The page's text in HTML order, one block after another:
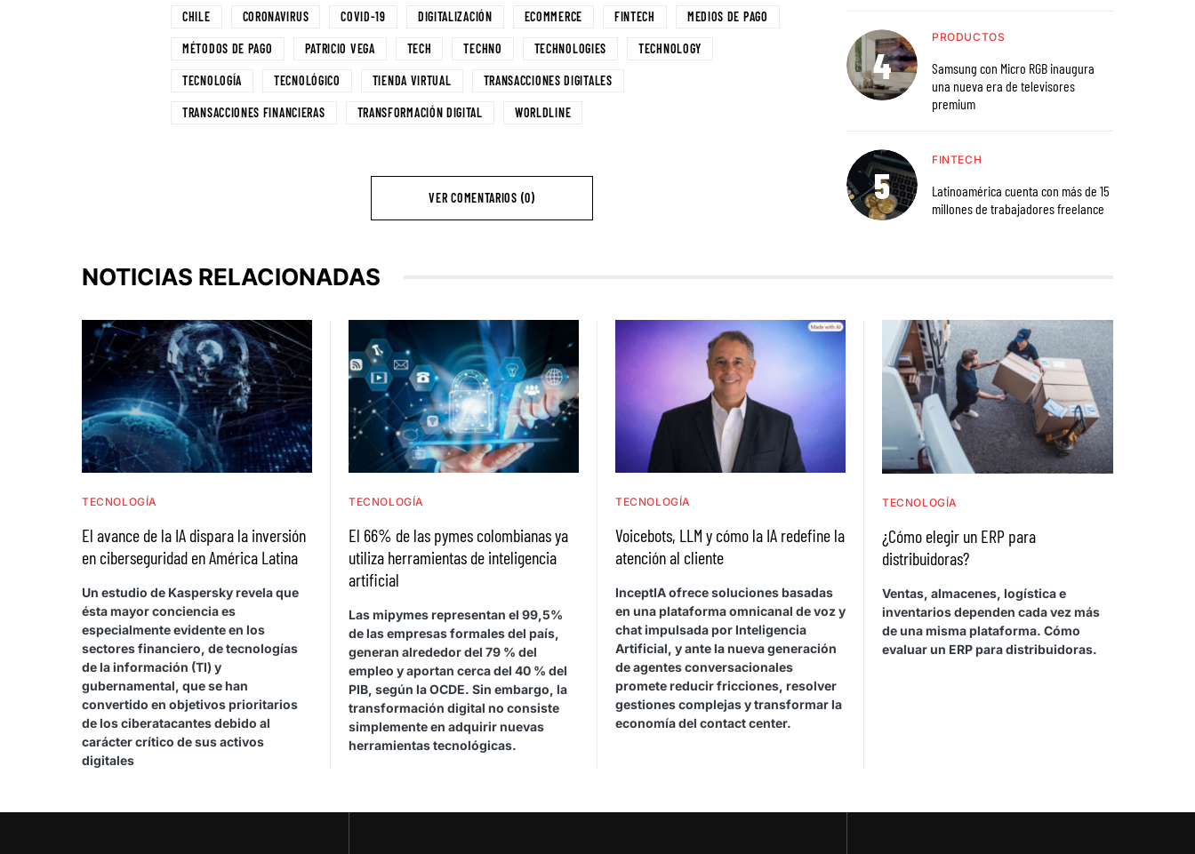
CHILE CORONAVIRUS COVID-19 DIGITALIZACIÓN ECOMMERCE FINTECH MEDIOS DE PAGO
MÉTODOS DE PAGO PATRICIO VEGA TECH TECHNO TECHNOLOGIES TECHNOLOGY
TECNOLOGÍA TECNOLÓGICO TIENDA VIRTUAL TRANSACCIONES DIGITALES
TRANSACCIONES FINANCIERAS TRANSFORMACIÓN DIGITAL WORLDLINE
VER COMENTARIOS (0)
PRODUCTOS
Samsung con Micro RGB inaugura
una nueva era de televisores
premium
FINTECH
Latinoamérica cuenta con más de 15
millones de trabajadores freelance
NOTICIAS RELACIONADAS
TECNOLOGÍA
El avance de la IA dispara la inversión
en ciberseguridad en América Latina
Un estudio de Kaspersky revela que
ésta mayor conciencia es
especialmente evidente en los
sectores financiero, de tecnologías
de la información (TI) y
gubernamental, que se han
convertido en objetivos prioritarios
de los ciberatacantes debido al
carácter crítico de sus activos
digitales
TECNOLOGÍA
El 66% de las pymes colombianas ya
utiliza herramientas de inteligencia
artificial
Las mipymes representan el 99,5%
de las empresas formales del país,
generan alrededor del 79 % del
empleo y aportan cerca del 40 % del
PIB, según la OCDE. Sin embargo, la
transformación digital no consiste
simplemente en adquirir nuevas
herramientas tecnológicas.
TECNOLOGÍA
Voicebots, LLM y cómo la IA redefine la
atención al cliente
InceptIA ofrece soluciones basadas
en una plataforma omnicanal de voz y
chat impulsada por Inteligencia
Artificial, y ante la nueva generación
de agentes conversacionales
promete reducir fricciones, resolver
gestiones complejas y transformar la
economía del contact center.
TECNOLOGÍA
¿Cómo elegir un ERP para
distribuidoras?
Ventas, almacenes, logística e
inventarios dependen cada vez más
de una misma plataforma. Cómo
evaluar un ERP para distribuidoras.